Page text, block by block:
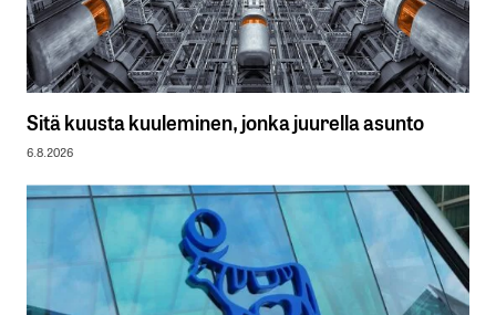
Sitä kuusta kuuleminen, jonka juurella asunto
6.8.2026